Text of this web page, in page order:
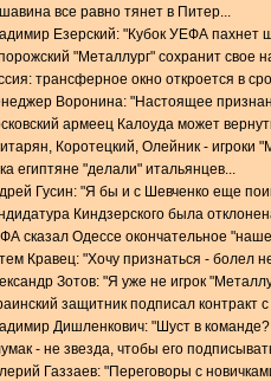
все равно тянет в Питер...
Езерский: "Кубок УЕФА пахнет
"Металлург" сохранит свое
трансферное окно откроется в
Воронина: "Настоящее
армеец Калоуда может
Коротецкий, Олейник - игроки
египтяне "делали" итальянцев...
Гусин: "Я бы и с Шевченко еще
Киндзерского была
сказал Одессе окончательное "наше
Кравец: "Хочу признаться - болел
Зотов: "Я уже не игрок
защитник подписал контракт
Дишленкович: "Шуст в
- не звезда, чтобы его
Газзаев: "Переговоры с